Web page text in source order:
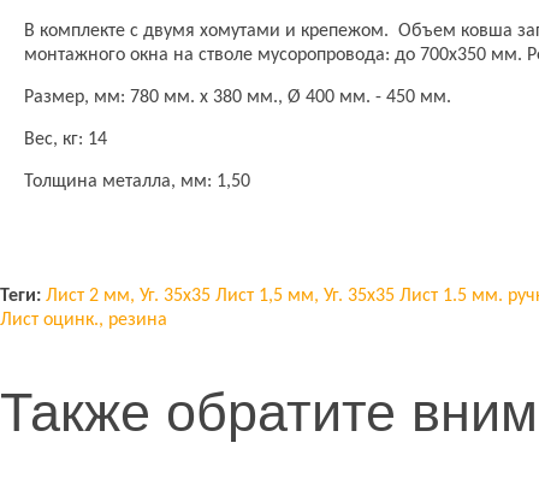
В комплекте с двумя хомутами и крепежом. Объем ковша
монтажного окна на стволе мусоропровода: до 700х350 мм.
Размер, мм: 780 мм. х 380 мм., Ø 400 мм. - 450 мм.
Вес, кг: 14
Толщина металла, мм: 1,50
Теги: Лист 2 мм, Уг. 35x35 Лист 1,5 мм, Уг. 35x35 Лист 1.5 мм.
Лист оцинк., резина
Также обратите